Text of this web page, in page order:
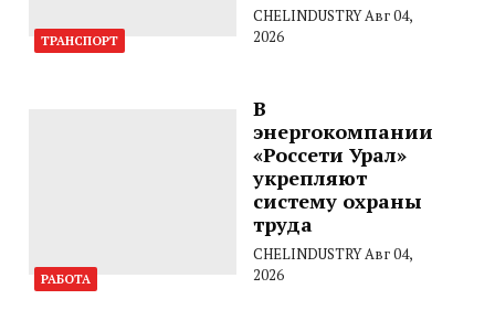
ТРАНСПОРТ
CHELINDUSTRYАвг 04,
2026
РАБОТА
В
энергокомпании
«Россети Урал»
укрепляют
систему охраны
труда
CHELINDUSTRYАвг 04,
2026